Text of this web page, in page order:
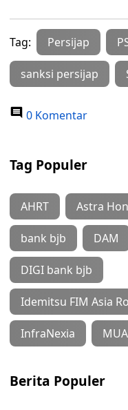
Tag: Persijap
sanksi persijap
0 Komentar
Tag Populer
AHRT Astra
bank bjb DAM
DIGI bank bjb
Idemitsu FIM Asia
InfraNexia MUA
Berita Populer